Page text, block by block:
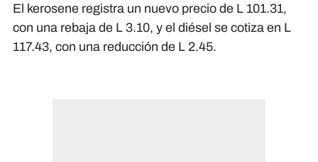
El kerosene registra un nuevo precio de L 101.31,
con una rebaja de L 3.10, y el diésel se cotiza en L
117.43, con una reducción de L 2.45.